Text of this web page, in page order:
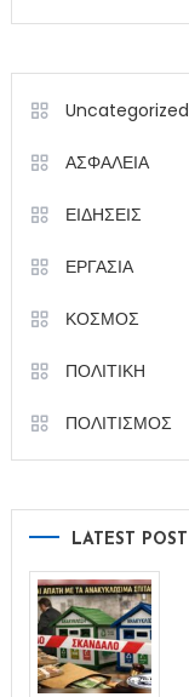
Uncategorized
ΑΣΦΑΛΕΙΑ
ΕΙΔΗΣΕΙΣ
ΕΡΓΑΣΙΑ
ΚΟΣΜΟΣ
ΠΟΛΙΤΙΚΗ
ΠΟΛΙΤΙΣΜΟΣ
LATEST POST